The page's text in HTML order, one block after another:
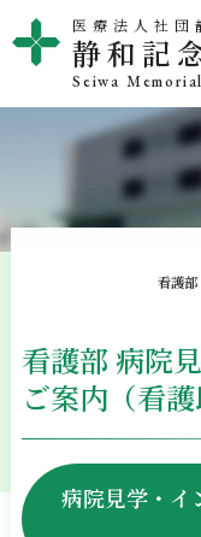
医療法人社団
静和記
Seiwa
看護部
看護部 病院
ご案内（看護
病院見学・イ